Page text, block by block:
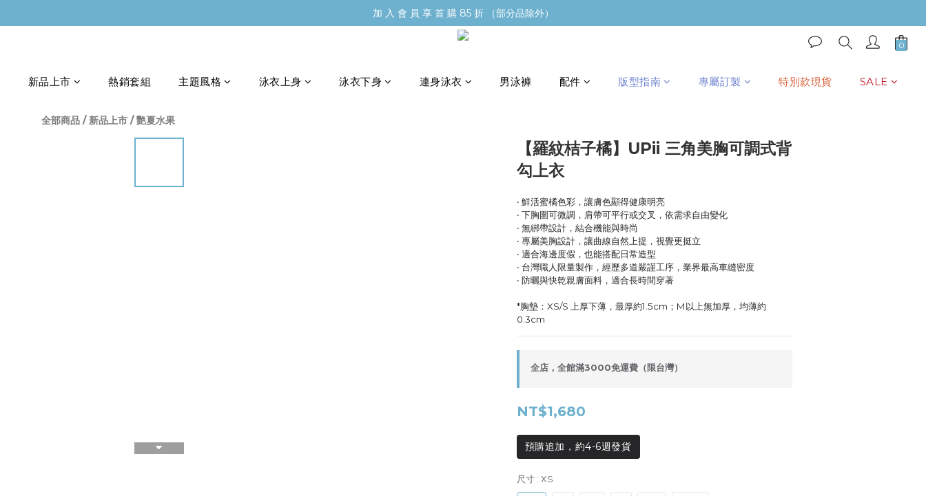
加 入 會 員 享 首 購 85 折 （部分品除外）
新品上市 熱銷套組 主題風格 泳衣上身 泳衣下身 連身泳衣 男泳褲 配件 版型指南 專屬訂製 特別款現貨 SALE
全部商品 /新品上市 /艷夏水果
【羅紋桔子橘】UPii 三角美胸可調式背
勾上衣
‧ 鮮活蜜橘色彩，讓膚色顯得健康明亮
‧ 下胸圍可微調，肩帶可平行或交叉，依需求自由變化
‧ 無綁帶設計，結合機能與時尚
‧ 專屬美胸設計，讓曲線自然上提，視覺更挺立
‧ 適合海邊度假，也能搭配日常造型
‧ 台灣職人限量製作，經歷多道嚴謹工序，業界最高車縫密度
‧ 防曬與快乾親膚面料，適合長時間穿著
*胸墊：XS/S 上厚下薄，最厚約1.5cm；M以上無加厚，均薄約
0.3cm
全店，全館滿3000免運費（限台灣）
NT$1,680
預購追加，約4-6週發貨
尺寸 : XS
立即購買